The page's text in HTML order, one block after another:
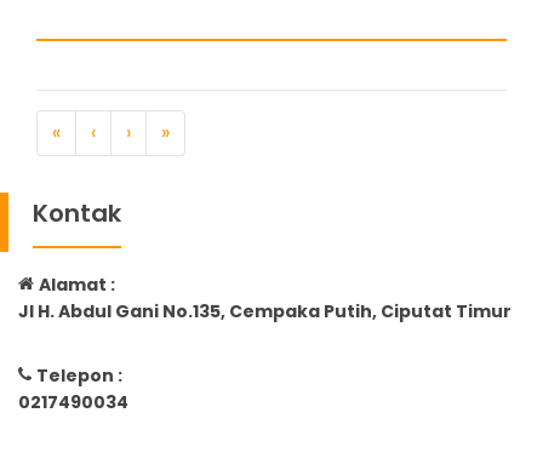
« ‹ › »
Kontak
Alamat :
Jl H. Abdul Gani No.135, Cempaka Putih, Ciputat Timur
Telepon :
0217490034